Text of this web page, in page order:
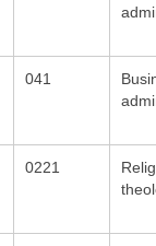
041
0221